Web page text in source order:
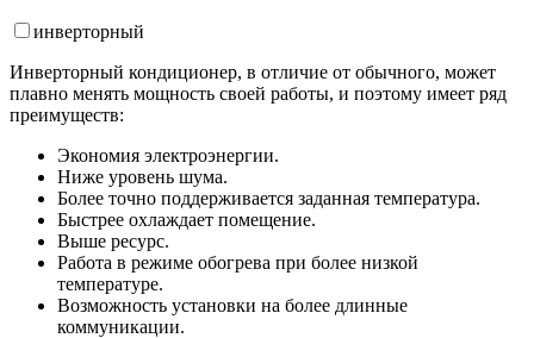
инверторный
Инверторный кондиционер, в отличие от обычного, может
плавно менять мощность своей работы, и поэтому имеет ряд
преимуществ:
Экономия электроэнергии.
Ниже уровень шума.
Более точно поддерживается заданная температура.
Быстрее охлаждает помещение.
Выше ресурс.
Работа в режиме обогрева при более низкой
температуре.
Возможность установки на более длинные
коммуникации.